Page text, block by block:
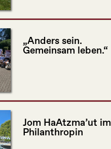
„Anders sein.
Gemeinsam leben.“
Jom HaAtzma’ut im
Philanthropin